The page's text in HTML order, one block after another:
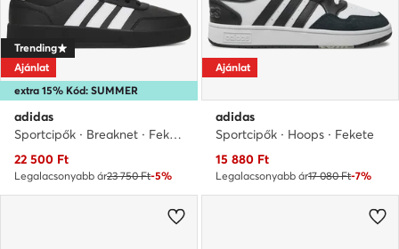
extra 15% Kód: SUMMER
Trending
Ajánlat
adidas
Sportcipők · Breaknet · Fekete
Aktuális ár
22 500 Ft
Legalacsonyabb ár23 750 Ft-5%
Ajánlat
adidas
Sportcipők · Hoops · Fekete
Aktuális ár
15 880 Ft
Legalacsonyabb ár17 080 Ft-7%